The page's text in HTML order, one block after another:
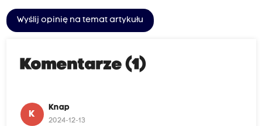
Wyślij opinię na temat artykułu
Komentarze (1)
K
Knap
2024-12-13